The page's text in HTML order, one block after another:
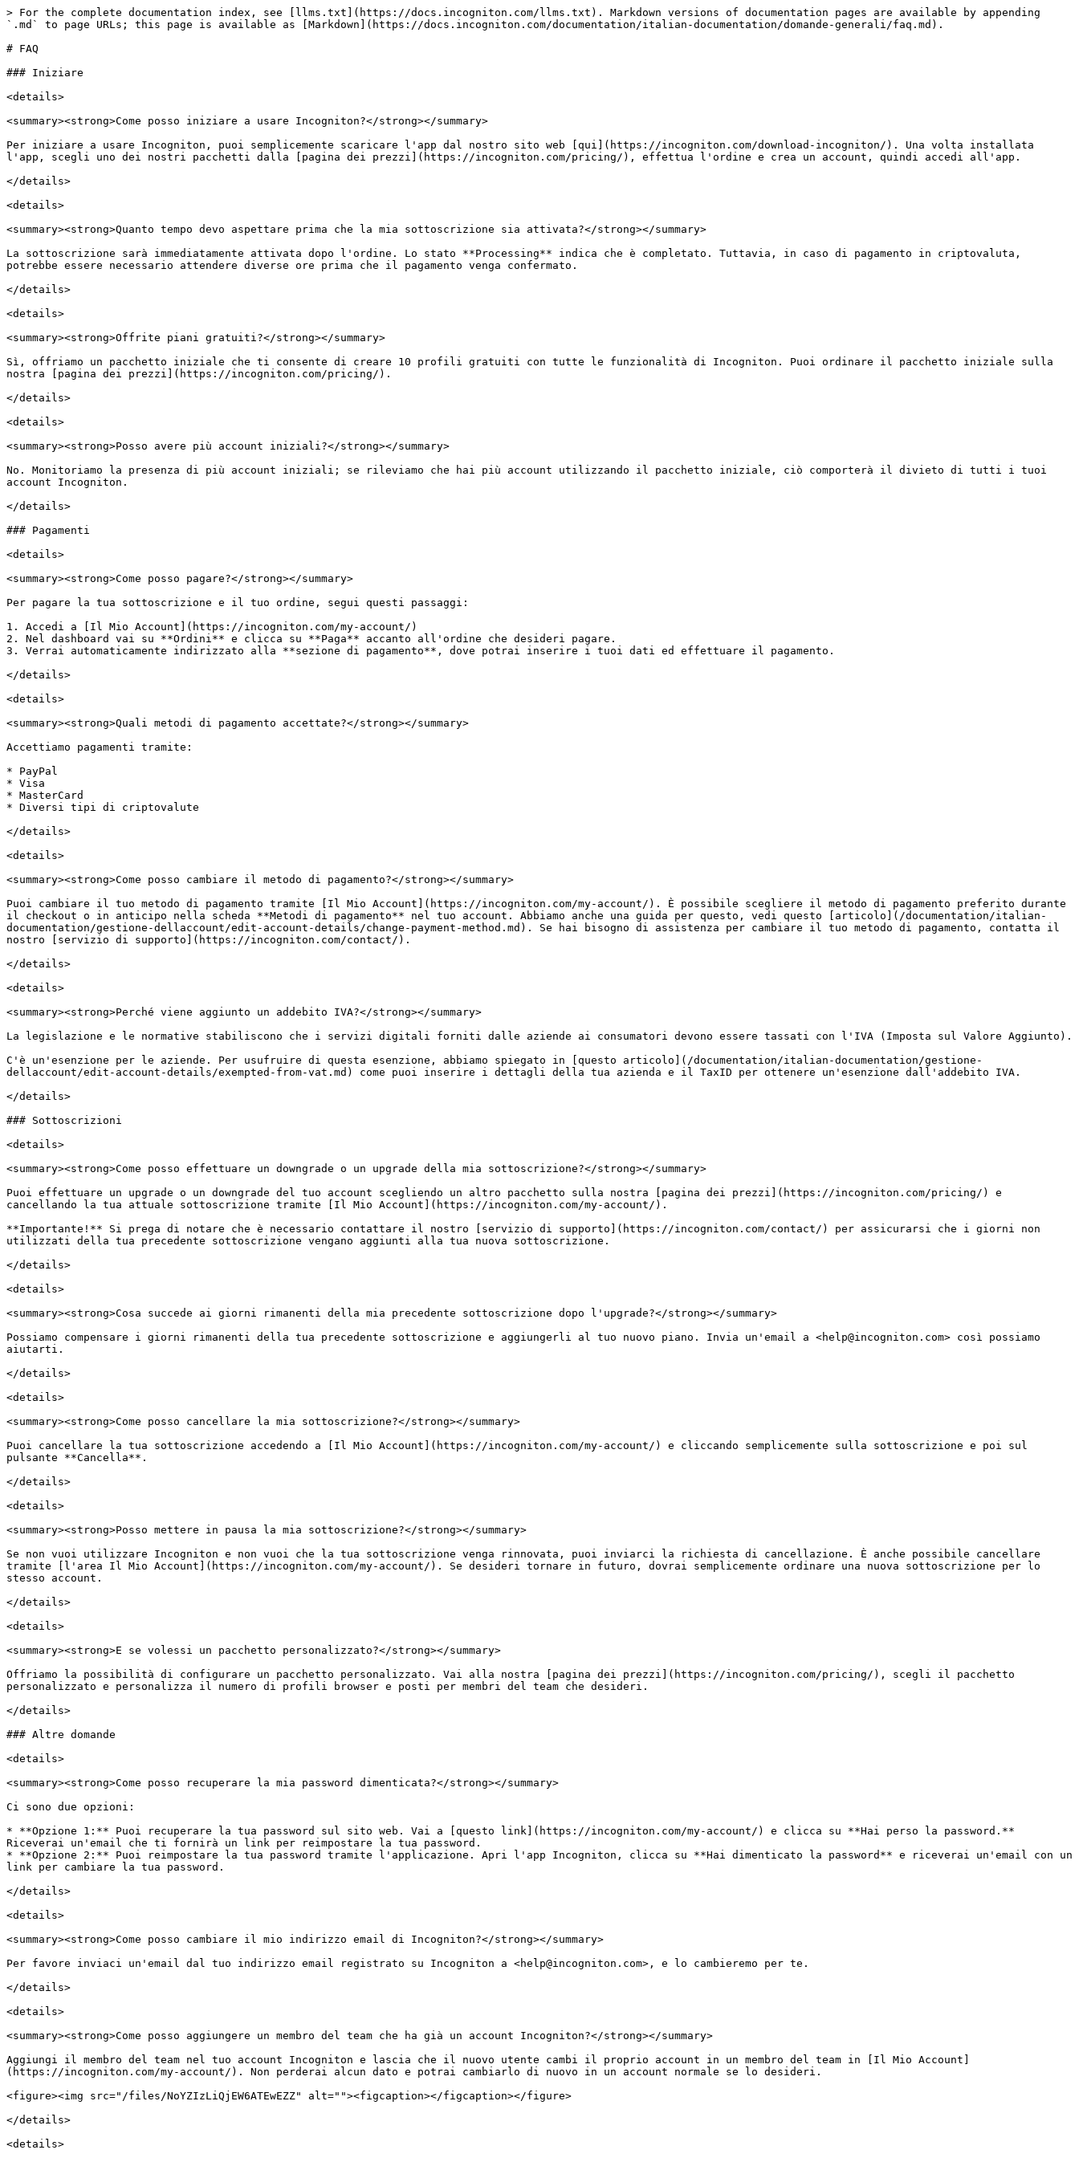
> For the complete documentation index, see [llms.txt](https://docs.incogniton.com/llms.txt). Markdown versions of documentation pages are available by appending
`.md` to page URLs; this page is available as [Markdown](https://docs.incogniton.com/documentation/italian-documentation/domande-generali/faq.md).
# FAQ
### Iniziare
<details>
<summary><strong>Come posso iniziare a usare Incogniton?</strong></summary>
Per iniziare a usare Incogniton, puoi semplicemente scaricare l'app dal nostro sito web [qui](https://incogniton.com/download-incogniton/). Una volta installata
l'app, scegli uno dei nostri pacchetti dalla [pagina dei prezzi](https://incogniton.com/pricing/), effettua l'ordine e crea un account, quindi accedi all'app.
</details>
<details>
<summary><strong>Quanto tempo devo aspettare prima che la mia sottoscrizione sia attivata?</strong></summary>
La sottoscrizione sarà immediatamente attivata dopo l'ordine. Lo stato **Processing** indica che è completato. Tuttavia, in caso di pagamento in criptovaluta,
potrebbe essere necessario attendere diverse ore prima che il pagamento venga confermato.
</details>
<details>
<summary><strong>Offrite piani gratuiti?</strong></summary>
Sì, offriamo un pacchetto iniziale che ti consente di creare 10 profili gratuiti con tutte le funzionalità di Incogniton. Puoi ordinare il pacchetto iniziale sulla
nostra [pagina dei prezzi](https://incogniton.com/pricing/).
</details>
<details>
<summary><strong>Posso avere più account iniziali?</strong></summary>
No. Monitoriamo la presenza di più account iniziali; se rileviamo che hai più account utilizzando il pacchetto iniziale, ciò comporterà il divieto di tutti i tuoi
account Incogniton.
</details>
### Pagamenti
<details>
<summary><strong>Come posso pagare?</strong></summary>
Per pagare la tua sottoscrizione e il tuo ordine, segui questi passaggi:
1. Accedi a [Il Mio Account](https://incogniton.com/my-account/)
2. Nel dashboard vai su **Ordini** e clicca su **Paga** accanto all'ordine che desideri pagare.
3. Verrai automaticamente indirizzato alla **sezione di pagamento**, dove potrai inserire i tuoi dati ed effettuare il pagamento.
</details>
<details>
<summary><strong>Quali metodi di pagamento accettate?</strong></summary>
Accettiamo pagamenti tramite:
* PayPal
* Visa
* MasterCard
* Diversi tipi di criptovalute
</details>
<details>
<summary><strong>Come posso cambiare il metodo di pagamento?</strong></summary>
Puoi cambiare il tuo metodo di pagamento tramite [Il Mio Account](https://incogniton.com/my-account/). È possibile scegliere il metodo di pagamento preferito durante
il checkout o in anticipo nella scheda **Metodi di pagamento** nel tuo account. Abbiamo anche una guida per questo, vedi questo [articolo](/documentation/italian-
documentation/gestione-dellaccount/edit-account-details/change-payment-method.md). Se hai bisogno di assistenza per cambiare il tuo metodo di pagamento, contatta il
nostro [servizio di supporto](https://incogniton.com/contact/).
</details>
<details>
<summary><strong>Perché viene aggiunto un addebito IVA?</strong></summary>
La legislazione e le normative stabiliscono che i servizi digitali forniti dalle aziende ai consumatori devono essere tassati con l'IVA (Imposta sul Valore Aggiunto).
C'è un'esenzione per le aziende. Per usufruire di questa esenzione, abbiamo spiegato in [questo articolo](/documentation/italian-documentation/gestione-
dellaccount/edit-account-details/exempted-from-vat.md) come puoi inserire i dettagli della tua azienda e il TaxID per ottenere un'esenzione dall'addebito IVA.
</details>
### Sottoscrizioni
<details>
<summary><strong>Come posso effettuare un downgrade o un upgrade della mia sottoscrizione?</strong></summary>
Puoi effettuare un upgrade o un downgrade del tuo account scegliendo un altro pacchetto sulla nostra [pagina dei prezzi](https://incogniton.com/pricing/) e
cancellando la tua attuale sottoscrizione tramite [Il Mio Account](https://incogniton.com/my-account/).
**Importante!** Si prega di notare che è necessario contattare il nostro [servizio di supporto](https://incogniton.com/contact/) per assicurarsi che i giorni non
utilizzati della tua precedente sottoscrizione vengano aggiunti alla tua nuova sottoscrizione.
</details>
<details>
<summary><strong>Cosa succede ai giorni rimanenti della mia precedente sottoscrizione dopo l'upgrade?</strong></summary>
Possiamo compensare i giorni rimanenti della tua precedente sottoscrizione e aggiungerli al tuo nuovo piano. Invia un'email a <help@incogniton.com> così possiamo
aiutarti.
</details>
<details>
<summary><strong>Come posso cancellare la mia sottoscrizione?</strong></summary>
Puoi cancellare la tua sottoscrizione accedendo a [Il Mio Account](https://incogniton.com/my-account/) e cliccando semplicemente sulla sottoscrizione e poi sul
pulsante **Cancella**.
</details>
<details>
<summary><strong>Posso mettere in pausa la mia sottoscrizione?</strong></summary>
Se non vuoi utilizzare Incogniton e non vuoi che la tua sottoscrizione venga rinnovata, puoi inviarci la richiesta di cancellazione. È anche possibile cancellare
tramite [l'area Il Mio Account](https://incogniton.com/my-account/). Se desideri tornare in futuro, dovrai semplicemente ordinare una nuova sottoscrizione per lo
stesso account.
</details>
<details>
<summary><strong>E se volessi un pacchetto personalizzato?</strong></summary>
Offriamo la possibilità di configurare un pacchetto personalizzato. Vai alla nostra [pagina dei prezzi](https://incogniton.com/pricing/), scegli il pacchetto
personalizzato e personalizza il numero di profili browser e posti per membri del team che desideri.
</details>
### Altre domande
<details>
<summary><strong>Come posso recuperare la mia password dimenticata?</strong></summary>
Ci sono due opzioni:
* **Opzione 1:** Puoi recuperare la tua password sul sito web. Vai a [questo link](https://incogniton.com/my-account/) e clicca su **Hai perso la password.**
Riceverai un'email che ti fornirà un link per reimpostare la tua password.
* **Opzione 2:** Puoi reimpostare la tua password tramite l'applicazione. Apri l'app Incogniton, clicca su **Hai dimenticato la password** e riceverai un'email con un
link per cambiare la tua password.
</details>
<details>
<summary><strong>Come posso cambiare il mio indirizzo email di Incogniton?</strong></summary>
Per favore inviaci un'email dal tuo indirizzo email registrato su Incogniton a <help@incogniton.com>, e lo cambieremo per te.
</details>
<details>
<summary><strong>Come posso aggiungere un membro del team che ha già un account Incogniton?</strong></summary>
Aggiungi il membro del team nel tuo account Incogniton e lascia che il nuovo utente cambi il proprio account in un membro del team in [Il Mio Account]
(https://incogniton.com/my-account/). Non perderai alcun dato e potrai cambiarlo di nuovo in un account normale se lo desideri.
<figure><img src="/files/NoYZIzLiQjEW6ATEwEZZ" alt=""><figcaption></figcaption></figure>
</details>
<details>